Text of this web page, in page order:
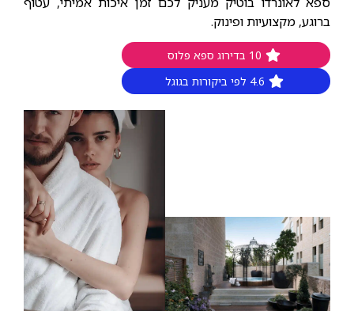
ברוגע, מקצועיות ופינוק.
10 בדירוג ספא פלוס
4.6 לפי ביקורות בגוגל